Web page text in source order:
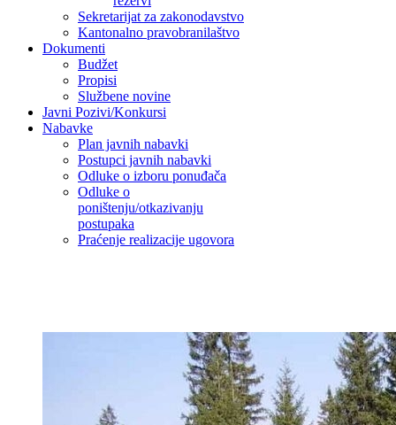
Sekretarijat za zakonodavstvo
Kantonalno pravobranilaštvo
Dokumenti
Budžet
Propisi
Službene novine
Javni Pozivi/Konkursi
Nabavke
Plan javnih nabavki
Postupci javnih nabavki
Odluke o izboru ponuđača
Odluke o
poništenju/otkazivanju
postupaka
Praćenje realizacije ugovora